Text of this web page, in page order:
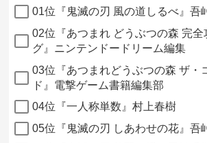
01位『鬼滅の刃 風の道しるべ』吾
02位『あつまれ どうぶつの森 完全
グ』ニンテンドードリーム編集
03位『あつまれどうぶつの森 ザ・
ド』電撃ゲーム書籍編集部
04位『一人称単数』村上春樹
05位『鬼滅の刃 しあわせの花』吾